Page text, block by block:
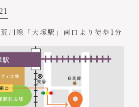
川線「大塚駅」南口より徒歩1分